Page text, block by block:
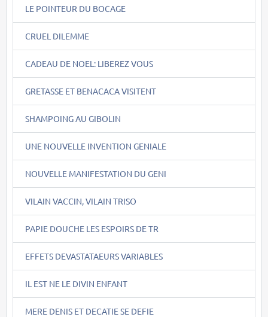
LE POINTEUR DU BOCAGE
CRUEL DILEMME
CADEAU DE NOEL: LIBEREZ VOUS
GRETASSE ET BENACACA VISITENT
SHAMPOING AU GIBOLIN
UNE NOUVELLE INVENTION GENIALE
NOUVELLE MANIFESTATION DU GENI
VILAIN VACCIN, VILAIN TRISO
PAPIE DOUCHE LES ESPOIRS DE TR
EFFETS DEVASTATAEURS VARIABLES
IL EST NE LE DIVIN ENFANT
MERE DENIS ET DECATIE SE DEFIE